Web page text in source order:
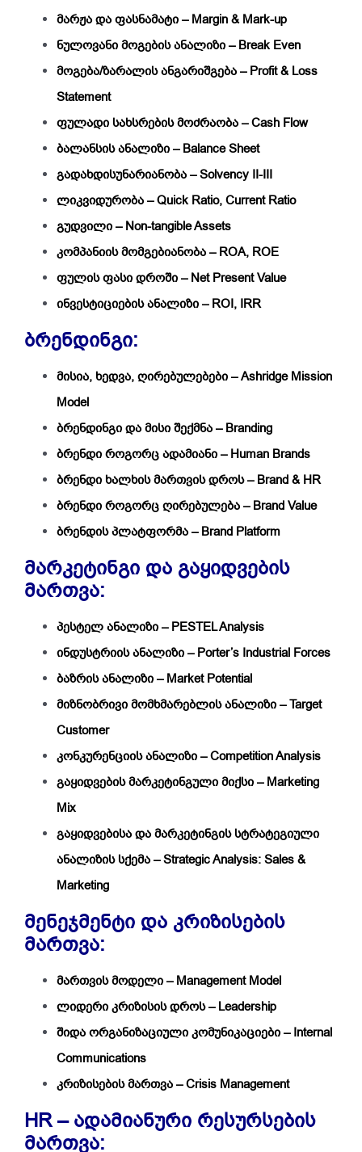
მარჟა და ფასნამატი – Margin & Mark-up
ნულოვანი მოგების ანალიზი – Break Even
მოგება/ზარალის ანგარიშგება – Profit & Loss
Statement
ფულადი სახსრების მოძრაობა – Cash Flow
ბალანსის ანალიზი – Balance Sheet
გადახდისუნარიანობა – Solvency II-III
ლიკვიდურობა – Quick Ratio, Current Ratio
გუდვილი – Non-tangible Assets
კომპანიის მომგებიანობა – ROA, ROE
ფულის ფასი დროში – Net Present Value
ინვესტიციების ანალიზი – ROI, IRR
ბრენდინგი:
მისია, ხედვა, ღირებულებები – Ashridge Mission
Model
ბრენდინგი და მისი შექმნა – Branding
ბრენდი როგორც ადამიანი – Human Brands
ბრენდი ხალხის მართვის დროს – Brand & HR
ბრენდი როგორც ღირებულება – Brand Value
ბრენდის პლატფორმა – Brand Platform
მარკეტინგი და გაყიდვების
მართვა:
პესტელ ანალიზი – PESTEL Analysis
ინდუსტრიის ანალიზი – Porter’s Industrial Forces
ბაზრის ანალიზი – Market Potential
მიზნობრივი მომხმარებლის ანალიზი – Target
Customer
კონკურენციის ანალიზი – Competition Analysis
გაყიდვების მარკეტინგული მიქსი – Marketing
Mix
გაყიდვებისა და მარკეტინგის სტრატეგიული
ანალიზის სქემა – Strategic Analysis: Sales &
Marketing
მენეჯმენტი და კრიზისების
მართვა:
მართვის მოდელი – Management Model
ლიდერი კრიზისის დროს – Leadership
შიდა ორგანიზაციული კომუნიკაციები – Internal
Communications
კრიზისების მართვა – Crisis Management
HR – ადამიანური რესურსების
მართვა: